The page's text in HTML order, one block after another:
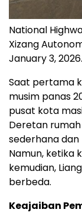
National
Xizang
January 3,
Saat pertama
musim panas
pusat kota
Deretan
sederhana
Namun, ketika
kemudian,
berbeda.
Keajaiban